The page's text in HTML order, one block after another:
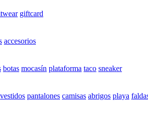
giftcard
accesorios
botas mocasín plataforma taco sneaker
vestidos pantalones camisas abrigos playa